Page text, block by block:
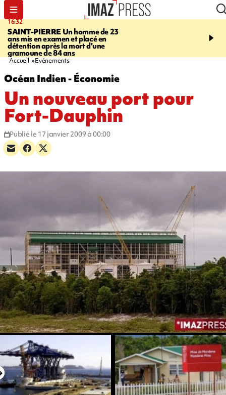
16:32
SAINT-PIERREUn homme de 23
ans mis en examen et placé en
détention après la mort d'une
gramoune de 84 ans
21:08
et Turquie scellent un
Accueil Evénements
Océan Indien - Économie
Un nouveau port pour
Fort-Dauphin
Publié le 17 janvier 2009 à 00:00